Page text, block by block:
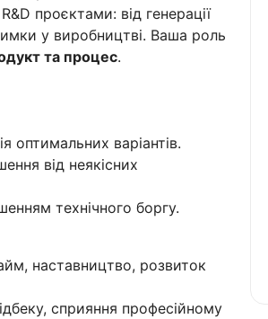
проєктами: від генерації
у виробництві. Ваша роль
та процес.
оптимальних варіантів.
від неякісних
технічного боргу.
наставництво, розвиток
сприяння професійному